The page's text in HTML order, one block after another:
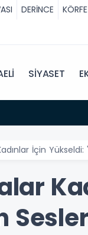
DERİNCE
SİYASET
İçin